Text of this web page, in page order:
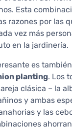
Esta
razones por las
vez más
en la jardinería.
es también
planting. Los
clásica – la
y ambas
y las